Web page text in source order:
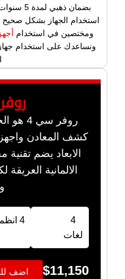
بضمان
استخدام الجهاز بشكل
ومختصين في استخدام
ونساعدك على استخدام
روفر
كشف المعادن
الالمانية
4
لغات
4 انظمة
$11,150 اضف